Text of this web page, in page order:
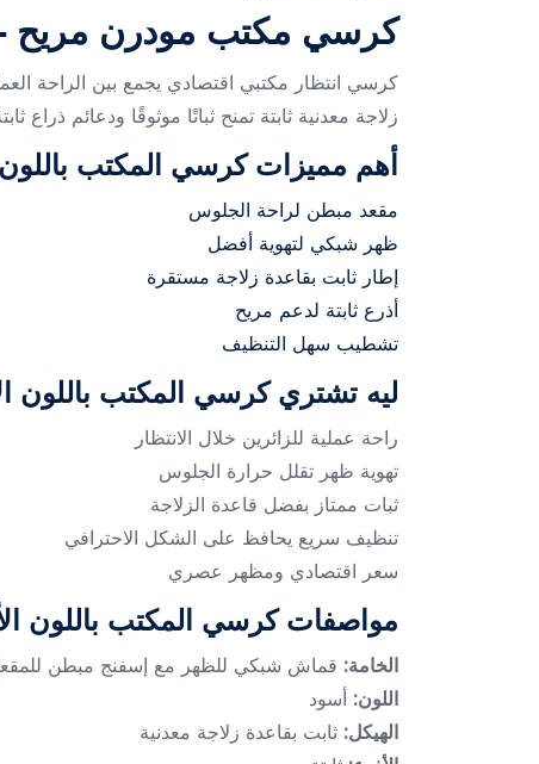
كرسي مكتب مودرن مريح
كرسي انتظار مكتبي اقتصادي يجمع بين الراحة
زلاجة معدنية ثابتة تمنح ثباتًا موثوقًا ودعائم
أهم مميزات كرسي المكتب
مقعد مبطن لراحة الجلوس
ظهر شبكي لتهوية أفضل
إطار ثابت بقاعدة زلاجة مستقرة
أذرع ثابتة لدعم مريح
تشطيب سهل التنظيف
ليه تشتري كرسي المكتب باللون
راحة عملية للزائرين خلال الانتظار
تهوية ظهر تقلل حرارة الجلوس
ثبات ممتاز بفضل قاعدة الزلاجة
تنظيف سريع يحافظ على الشكل الاحترافي
سعر اقتصادي ومظهر عصري
مواصفات كرسي المكتب باللون
الخامة: قماش شبكي للظهر مع إسفنج مبطن
اللون: أسود
الهيكل: ثابت بقاعدة زلاجة معدنية